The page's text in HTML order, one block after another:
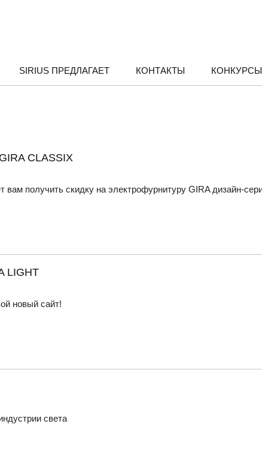
SIRIUS ПРЕДЛАГАЕТ КОНТАКТЫ КОНКУРСЫ
CLASSIX
вам получить скидку на электрофурнитуру GIRA дизайн-
новый сайт!
света